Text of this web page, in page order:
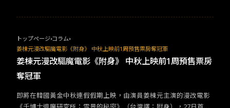
時，我總會想起《空氣階梯的舞台》（空気階段の踊り場，日本搞
笑藝人空氣階梯的廣播節目）...（略）可以隨性的發揮...真的很有
趣。」看完最後一集，讓我想要打開廣播電台收聽，真的是很少見
在台灣上映的計畫。居住在北海道 6 年的筆者，私心希望台灣傳統
電視台能引進這部片，讓台灣觀眾再次思考廣播的美好。
卻也同時也造成 Idol 的身心困擾。本作第 6 集便從
了 Youtube 和 Twitter 等自媒體如何強化網路負面攻擊的力道，進
一步將 Idol 推上自絕之路。由於《我推的孩子》黑暗的故事情節，
花的遭遇高度相似，推出後引來了木村花母親的關切，指稱：
「（略）...劇情描述的戀愛實境節目形式和問題，以及劇組遭遇的
種種，擅自取用了我們先前對媒體陳述的採訪內容。這不是誰先誰
級的陣容組合，播出前演員陣容就受到大注目！ 根據韓媒報導，作
者金順玉作家的作品特色就是「麻辣味的故事主軸」與快節奏的展
開。而《7人的逃脫》15日首播第一集，各種毀三觀的故事內容就
讓觀眾紛紛直喊：「順玉女王回來了！」，而收視率6.0%也創下同
時段韓國收視冠軍。&nbsp;黃正音產後首次復出銀幕新作，就挑戰
反派角色。（圖／SBS）
トップページ コラム
姜棟元漫改驅魔電影《附身》 中秋上映前1周預售票房奪冠軍
姜棟元漫改驅魔電影《附身》 中秋上映前1周預售票房
奪冠軍
即將在韓國黃金中秋連假假期上映，由演員姜棟元主演的漫改電影